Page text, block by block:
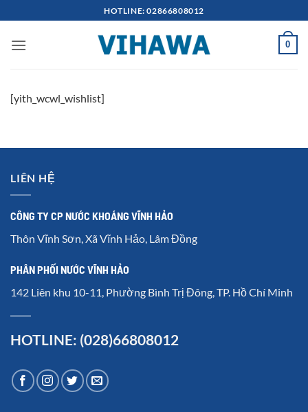
qua
nội
HOTLINE: 02866808012
0
[yith_wcwl_wishlist]
LIÊN HỆ
CÔNG TY CP NƯỚC KHOÁNG VĨNH HẢO
Thôn Vĩnh Sơn, Xã Vĩnh Hảo, Lâm Đồng
PHÂN PHỐI NƯỚC VĨNH HẢO
142 Liên khu 10-11, Phường Bình Trị Đông, TP. Hồ Chí Minh
HOTLINE: (028)66808012